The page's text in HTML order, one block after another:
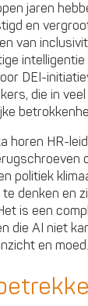
jaren
en
van
DEI-
die in
horen HR-
politiek
te denken en
is een
die AI niet
en moed.